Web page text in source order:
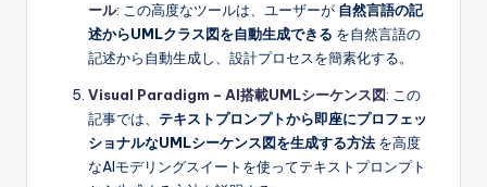
ール: この高度なツールは、ユーザーが 自然言語の記
述からUMLクラス図を自動生成できる を自然言語の
記述から自動生成し、設計プロセスを簡素化する。
Visual Paradigm – AI搭載UMLシーケンス図: この
記事では、 テキストプロンプトから即座にプロフェッ
ショナルなUMLシーケンス図を生成する方法を高度
なAIモデリングスイートを使ってテキストプロンプト